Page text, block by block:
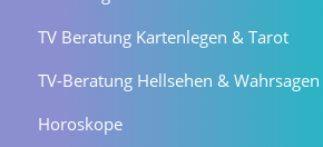
TV Beratung Kartenlegen & Tarot
TV-Beratung Hellsehen & Wahrsagen
Horoskope